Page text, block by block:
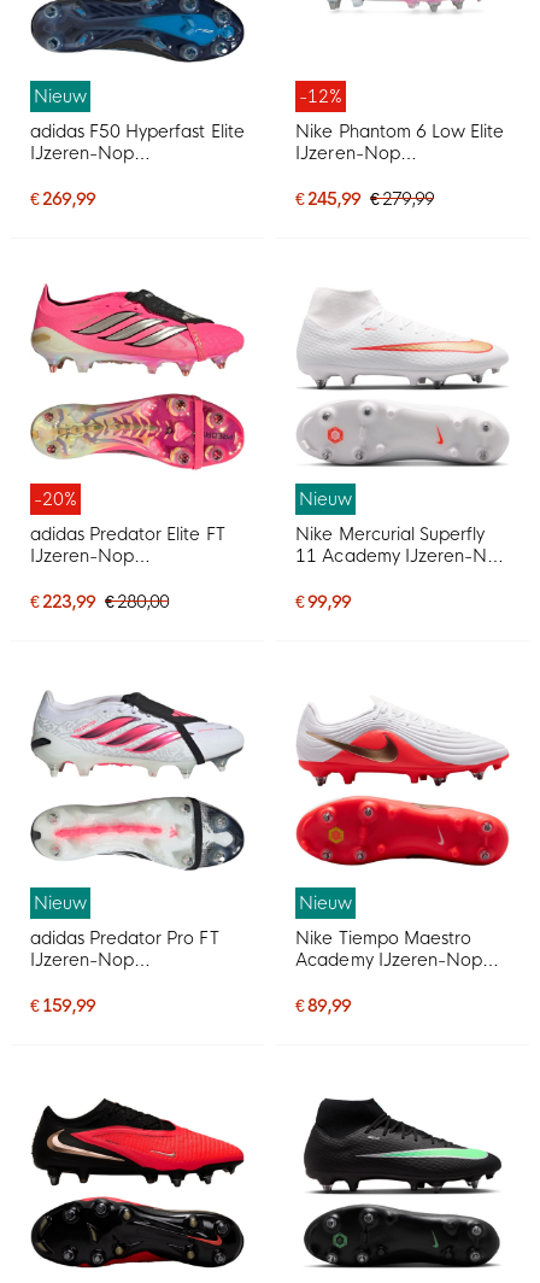
Nieuw
adidas F50 Hyperfast Elite
IJzeren-Nop
Zwart Zwart Blauw
€ 269,99
-12%
Nike Phantom 6 Low Elite
IJzeren-Nop
Pro Player Wit Felroze
€ 245,99 € 279,99
-20%
adidas Predator Elite FT
IJzeren-Nop
Felroze Zilvergrijs Zwart
€ 223,99 € 280,00
Nieuw
Nike Mercurial Superfly
11 Academy IJzeren-Nop
Anti-Clog Wit Felrood
€ 99,99
Nieuw
adidas Predator Pro FT
IJzeren-Nop
Wit Zwart Roze
€ 159,99
Nieuw
Nike Tiempo Maestro
Academy IJzeren-Nop
Anti-Clog Wit Felrood
€ 89,99